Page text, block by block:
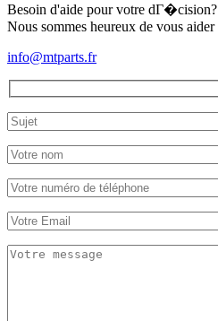
Besoin d'aide pour votre dГ�cision?
Nous sommes heureux de vous aider
info@mtparts.fr